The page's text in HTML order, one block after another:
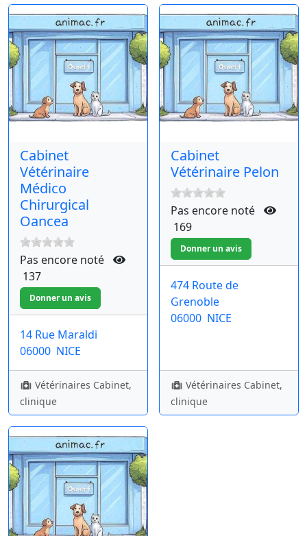
Cabinet
Vétérinaire
Médico
Chirurgical
Oancea
Pas encore noté
137
14 Rue Maraldi
06000 NICE
Vétérinaires Cabinet,
clinique
Cabinet
Vétérinaire Pelon
Pas encore noté
169
474 Route de
Grenoble
06000 NICE
Vétérinaires Cabinet,
clinique